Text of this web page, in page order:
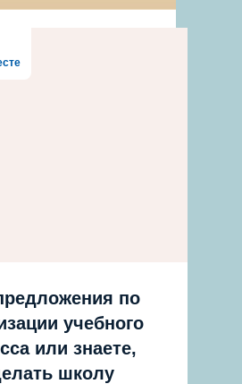
по
учебного
или знаете,
школу